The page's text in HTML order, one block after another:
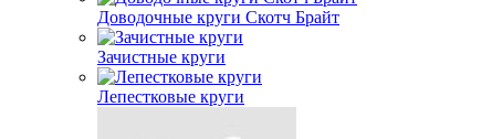
Доводочные круги Скотч Брайт
Зачистные круги
Лепестковые круги